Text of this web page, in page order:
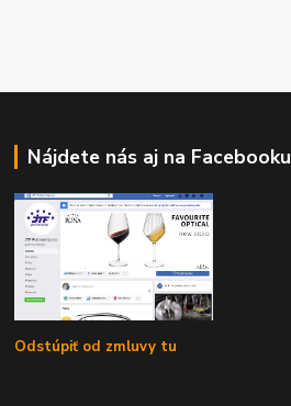
Nájdete nás aj na Facebooku
Odstúpiť od zmluvy tu